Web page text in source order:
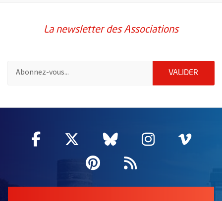
La newsletter des Associations
VALIDER
Facebook
, Ouvre une nouvelle fenêtre
Twitter
, Ouvre une nouvelle
Bluesky
, Ouvre une
Instagram
, Ouvre
,
Pinterest
, Ouvre une
Flux RSS